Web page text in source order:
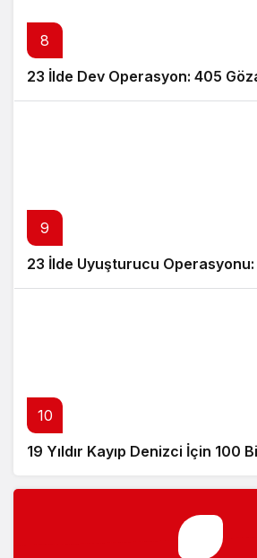
8
23 İlde Dev Operasyon: 405
9
23 İlde Uyuşturucu Operasyonu:
10
19 Yıldır Kayıp Denizci İçin 100